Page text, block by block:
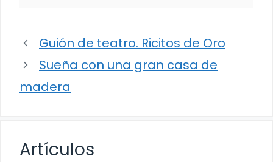
Guión de teatro. Ricitos de Oro
Sueña con una gran casa de
madera
Artículos